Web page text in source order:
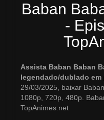
Baban
-
Assista Baban Baban
legendado/dublado em
29/03/2025, baixar
1080p, 720p, 480p.
TopAnimes.net